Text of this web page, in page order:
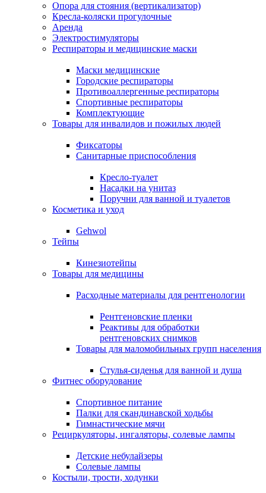
Опора для стояния (вертикализатор)
Кресла-коляски прогулочные
Аренда
Электростимуляторы
Респираторы и медицинские маски
Маски медицинские
Городские респираторы
Противоаллергенные респираторы
Спортивные респираторы
Комплектующие
Товары для инвалидов и пожилых людей
Фиксаторы
Санитарные приспособления
Кресло-туалет
Насадки на унитаз
Поручни для ванной и туалетов
Косметика и уход
Gehwol
Тейпы
Кинезиотейпы
Товары для медицины
Расходные материалы для рентгенологии
Рентгеновские пленки
Реактивы для обработки
рентгеновских снимков
Товары для маломобильных групп населения
Стулья-сиденья для ванной и душа
Фитнес оборудование
Спортивное питание
Палки для скандинавской ходьбы
Гимнастические мячи
Рециркуляторы, ингаляторы, солевые лампы
Детские небулайзеры
Солевые лампы
Костыли, трости, ходунки